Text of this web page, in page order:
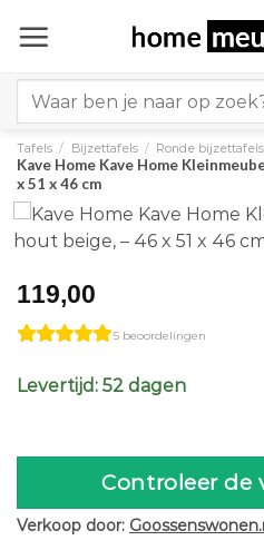
naar
for:
Tafels / Bijzettafels / Ronde bijzettafels
Kave Home Kave Home
x 51 x 46 cm
119,00
5 beoordelingen
Levertijd: 52 dagen
Controleer de
Verkoop door: